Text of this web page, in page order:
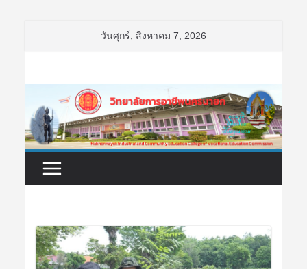
วันศุกร์, สิงหาคม 7, 2026